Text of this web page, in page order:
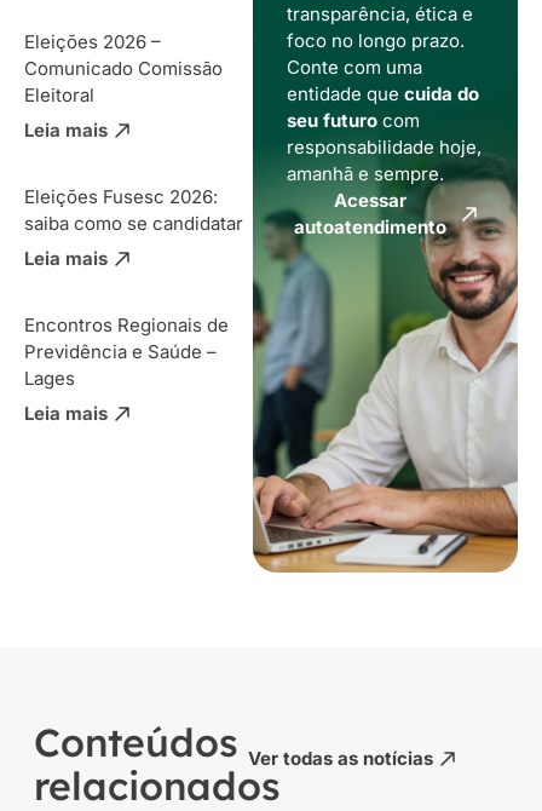
Eleições 2026 –
Comunicado Comissão
Eleitoral
Leia mais
Eleições Fusesc 2026:
saiba como se candidatar
Leia mais
Encontros Regionais de
Previdência e Saúde –
Lages
Leia mais
transparência, ética e
foco no longo prazo.
Conte com uma
entidade que cuida do
seu futurocom
responsabilidade hoje,
amanhã e sempre.
Acessar
autoatendimento
Conteúdos
relacionados
Ver todas as notícias